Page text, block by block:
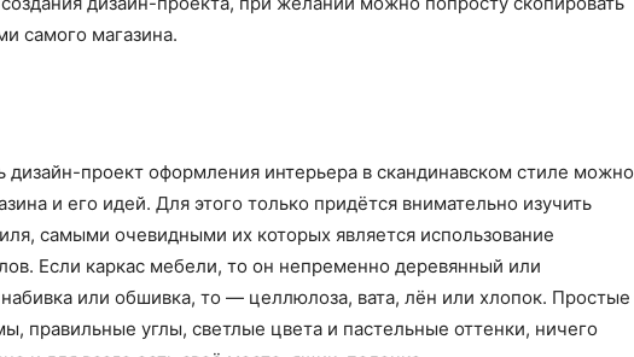
самого магазина.
дизайн-проект оформления интерьера в скандинавском стиле можно
и его идей. Для этого только придётся внимательно изучить
самыми очевидными их которых является использование
Если каркас мебели, то он непременно деревянный или
или обшивка, то — целлюлоза, вата, лён или хлопок. Простые
правильные углы, светлые цвета и пастельные оттенки, ничего